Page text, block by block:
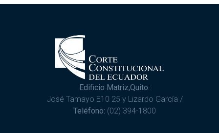
Edificio Matriz,Quito:
José Tamayo E10 25 y Lizardo García /
Teléfono: (02) 394-1800